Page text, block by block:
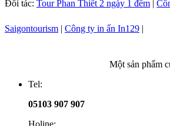
Đối tác: Tour Phan Thiết 2 ngày 1 đêm |
Saigontourism | Công ty in ấn In129 |
Một sản phẩm
Tel:
05103 907 907
Holine: